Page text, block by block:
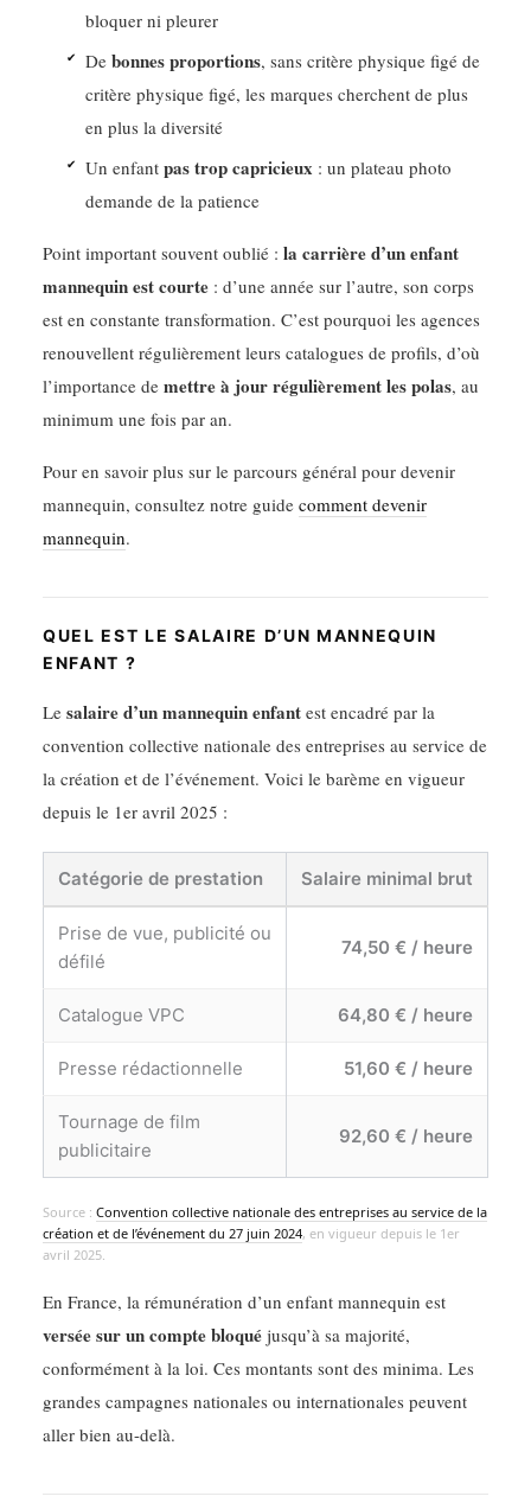
bloquer ni pleurer
De bonnes proportions, sans critère physique figé de
critère physique figé, les marques cherchent de plus
en plus la diversité
Un enfant pas trop capricieux : un plateau photo
demande de la patience
Point important souvent oublié : la carrière d’un enfant
mannequin est courte : d’une année sur l’autre, son corps
est en constante transformation. C’est pourquoi les agences
renouvellent régulièrement leurs catalogues de profils, d’où
l’importance de mettre à jour régulièrement les polas, au
minimum une fois par an.
Pour en savoir plus sur le parcours général pour devenir
mannequin, consultez notre guide comment devenir
mannequin.
QUEL EST LE SALAIRE D’UN MANNEQUIN
ENFANT ?
Le salaire d’un mannequin enfant est encadré par la
convention collective nationale des entreprises au service de
la création et de l’événement. Voici le barème en vigueur
depuis le 1er avril 2025 :
Catégorie de prestation Salaire minimal brut
Prise de vue, publicité ou
défilé
74,50 € / heure
Catalogue VPC 64,80 € / heure
Presse rédactionnelle 51,60 € / heure
Tournage de film
publicitaire
92,60 € / heure
Source : Convention collective nationale des entreprises au service de la
création et de l’événement du 27 juin 2024, en vigueur depuis le 1er
avril 2025.
En France, la rémunération d’un enfant mannequin est
versée sur un compte bloqué jusqu’à sa majorité,
conformément à la loi. Ces montants sont des minima. Les
grandes campagnes nationales ou internationales peuvent
aller bien au-delà.